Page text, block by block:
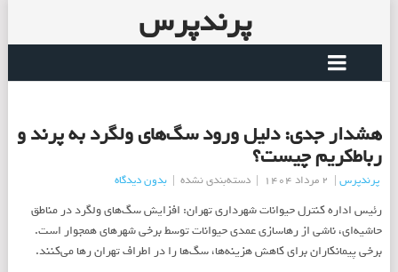
پرندپرس
هشدار جدی: دلیل ورود سگ‌های ولگرد به پرند و
رباط‌کریم چیست؟
پرندپرس| 2 مرداد 1404 | دسته‌بندی نشده | بدون دیدگاه
رئیس اداره کنترل حیوانات شهرداری تهران: افزایش سگ‌های ولگرد در مناطق
حاشیه‌ای، ناشی از رهاسازی عمدی حیوانات توسط برخی شهرهای همجوار است.
برخی پیمانکاران برای کاهش هزینه‌ها، سگ‌ها را در اطراف تهران رها می‌کنند.